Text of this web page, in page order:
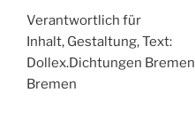
Verantwortlich für
Inhalt, Gestaltung, Text:
Dollex.Dichtungen Bremen
Bremen